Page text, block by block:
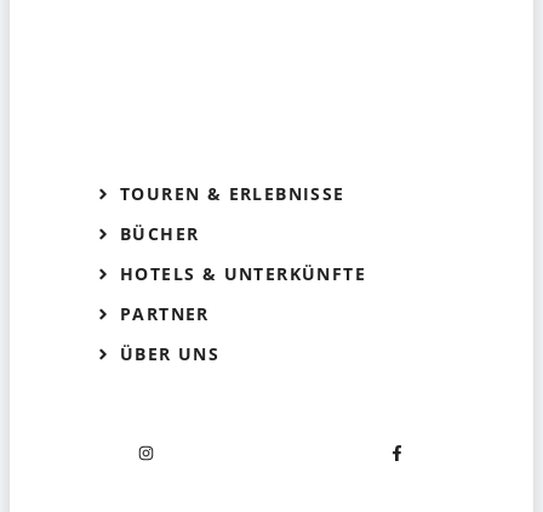
TOUREN & ERLEBNISSE
BÜCHER
HOTELS & UNTERKÜNFTE
PARTNER
ÜBER UNS